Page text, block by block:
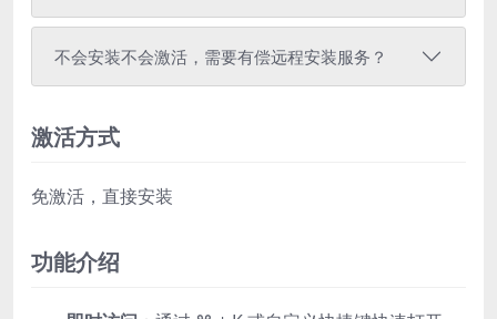
不会安装不会激活，需要有偿远程安装服务？
激活方式
免激活，直接安装
功能介绍